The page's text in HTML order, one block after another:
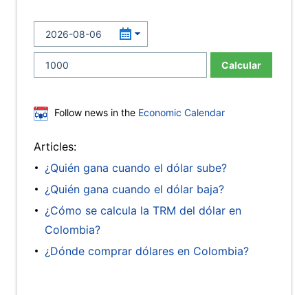
Calcular
Follow news in the Economic Calendar
Articles:
¿Quién gana cuando el dólar sube?
¿Quién gana cuando el dólar baja?
¿Cómo se calcula la TRM del dólar en
Colombia?
¿Dónde comprar dólares en Colombia?